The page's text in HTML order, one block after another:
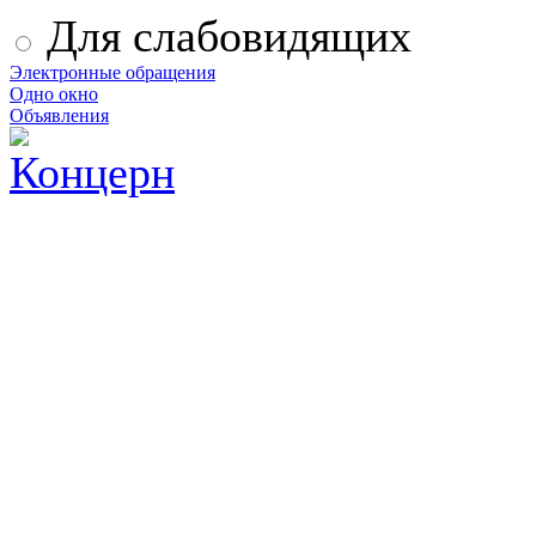
Для слабовидящих
Электронные обращения
Одно окно
Объявления